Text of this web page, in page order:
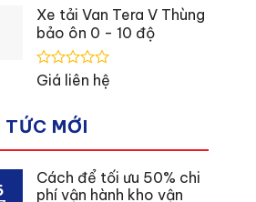
hạng
0
5
sao
Xe tải Van Tera V Thùng
bảo ôn 0 - 10 độ
Được
0
5
sao
Giá liên hệ
TỨC MỚI
Cách để tối ưu 50% chi
phí vận hành kho vận